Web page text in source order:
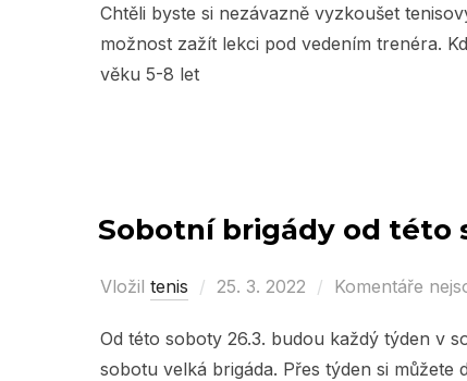
Chtěli byste si nezávazně vyzkoušet
možnost zažít lekci pod vedením trenéra.
věku 5-8 let
Sobotní brigády od této
Vložil tenis
Posted
25. 3. 2022 Komentáře
Od této soboty 26.3. budou každý týden v
sobotu velká brigáda. Přes týden si